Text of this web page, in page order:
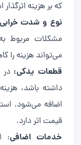
که بر هزینه
نوع و شدت
مشکلات مربوط
می‌تواند هزینه را
قطعات یدکی:
داشته باشد،
اضافه می‌شود.
قیمت اثر دارد.
خدمات اضافی: